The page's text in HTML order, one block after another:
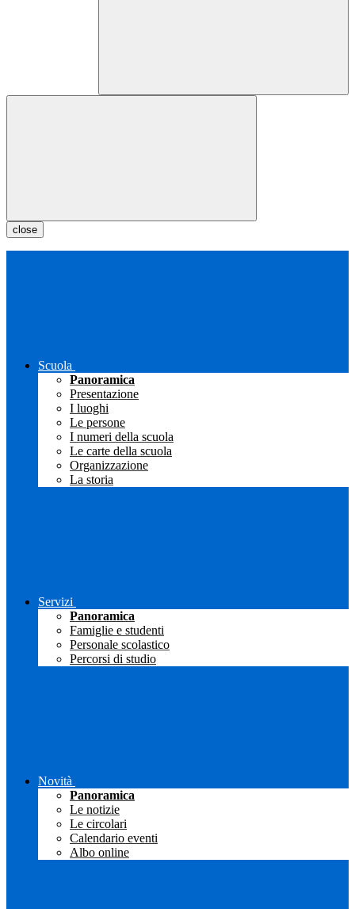
close
Scuola
Panoramica
Presentazione
I luoghi
Le persone
I numeri della scuola
Le carte della scuola
Organizzazione
La storia
Servizi
Panoramica
Famiglie e studenti
Personale scolastico
Percorsi di studio
Novità
Panoramica
Le notizie
Le circolari
Calendario eventi
Albo online